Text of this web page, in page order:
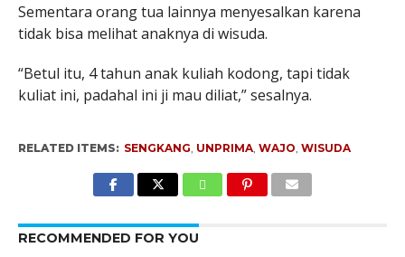
Sementara orang tua lainnya menyesalkan karena
tidak bisa melihat anaknya di wisuda.
“Betul itu, 4 tahun anak kuliah kodong, tapi tidak
kuliat ini, padahal ini ji mau diliat,” sesalnya.
RELATED ITEMS: SENGKANG, UNPRIMA, WAJO, WISUDA
RECOMMENDED FOR YOU